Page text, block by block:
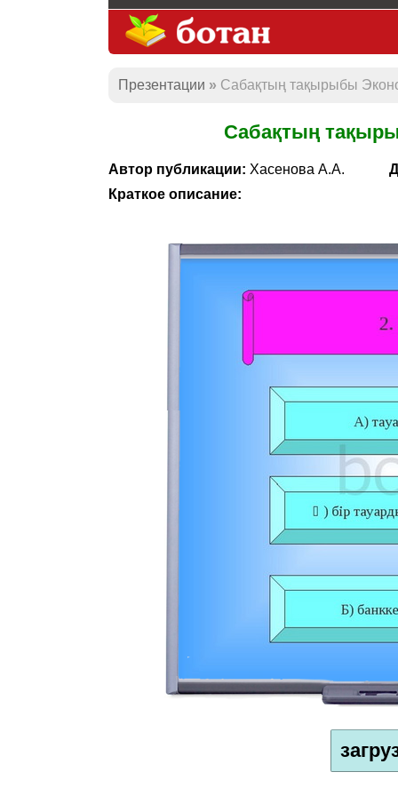
Презентации Сабақтың тақырыбы
Сабақтың
Автор публикации: Хасенова А.А.
Краткое описание: